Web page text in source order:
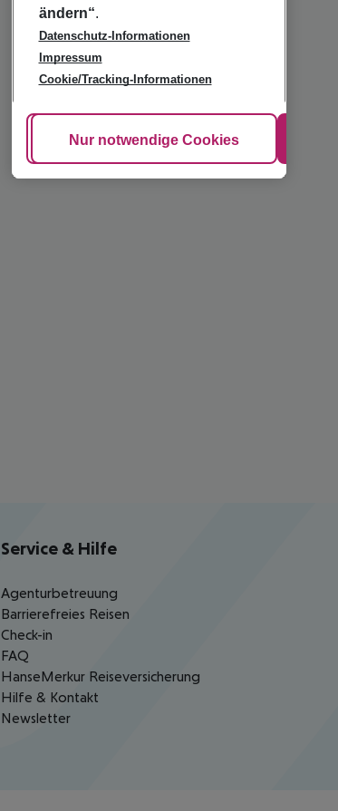
Service & Hilfe
Agenturbetreuung
Barrierefreies Reisen
Check-in
FAQ
HanseMerkur Reiseversicherung
Hilfe & Kontakt
Newsletter
ändern“.
Datenschutz-Informationen
Impressum
Cookie/Tracking-Informationen
Cookie anpassen
Nur notwendige Cookies